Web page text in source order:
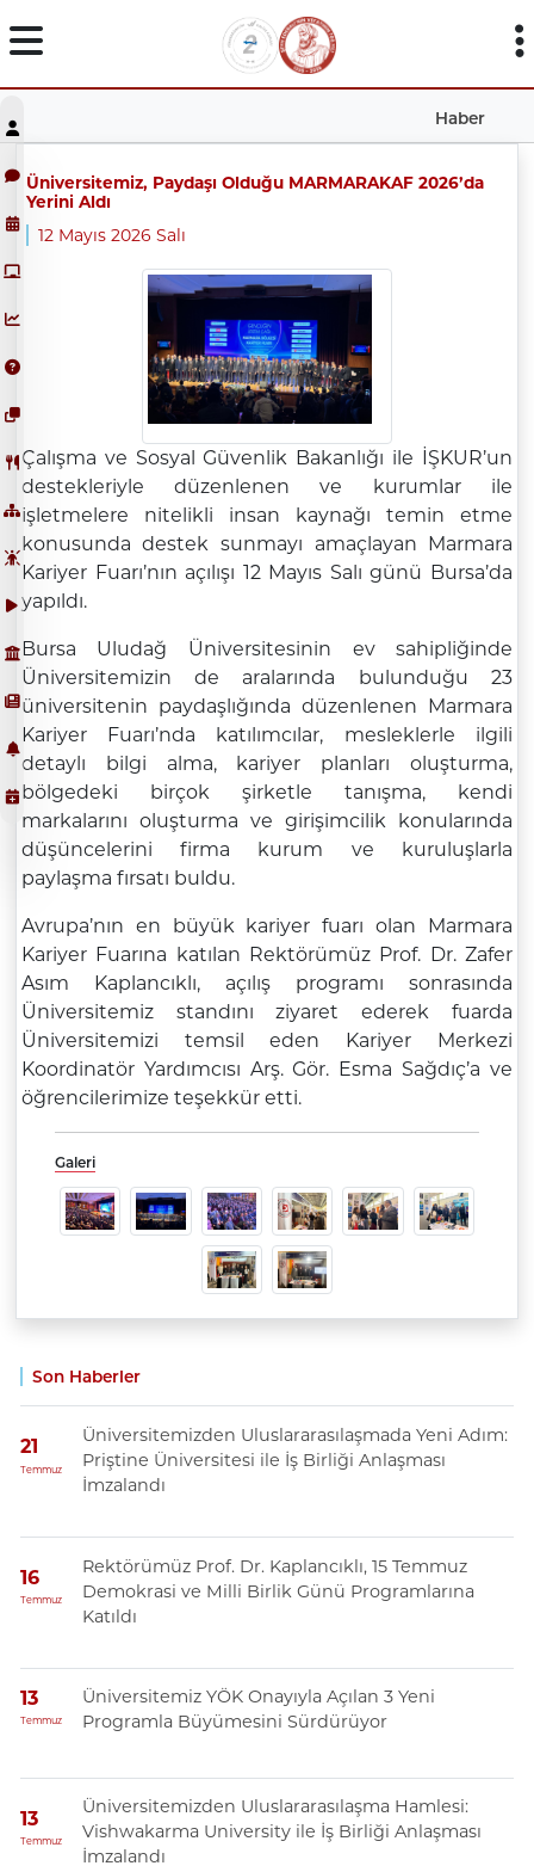
Haber
Son Haberler
21
Temmuz
Üniversitemizden Uluslararasılaşmada Yeni Adım:
Priştine Üniversitesi ile İş Birliği Anlaşması
İmzalandı
16
Temmuz
Rektörümüz Prof. Dr. Kaplancıklı, 15 Temmuz
Demokrasi ve Milli Birlik Günü Programlarına
Katıldı
13
Temmuz
Üniversitemiz YÖK Onayıyla Açılan 3 Yeni
Programla Büyümesini Sürdürüyor
13
Temmuz
Üniversitemizden Uluslararasılaşma Hamlesi:
Vishwakarma University ile İş Birliği Anlaşması
İmzalandı
Üniversitemiz, Paydaşı Olduğu MARMARAKAF 2026’da
Yerini Aldı
12 Mayıs 2026 Salı
Çalışma ve Sosyal Güvenlik Bakanlığı ile İŞKUR’un
destekleriyle düzenlenen ve kurumlar ile
işletmelere nitelikli insan kaynağı temin etme
konusunda destek sunmayı amaçlayan Marmara
Kariyer Fuarı’nın açılışı 12 Mayıs Salı günü Bursa’da
yapıldı.
Bursa Uludağ Üniversitesinin ev sahipliğinde
Üniversitemizin de aralarında bulunduğu 23
üniversitenin paydaşlığında düzenlenen Marmara
Kariyer Fuarı’nda katılımcılar, mesleklerle ilgili
detaylı bilgi alma, kariyer planları oluşturma,
bölgedeki birçok şirketle tanışma, kendi
markalarını oluşturma ve girişimcilik konularında
düşüncelerini firma kurum ve kuruluşlarla
paylaşma fırsatı buldu.
Avrupa’nın en büyük kariyer fuarı olan Marmara
Kariyer Fuarına katılan Rektörümüz Prof. Dr. Zafer
Asım Kaplancıklı, açılış programı sonrasında
Üniversitemiz standını ziyaret ederek fuarda
Üniversitemizi temsil eden Kariyer Merkezi
Koordinatör Yardımcısı Arş. Gör. Esma Sağdıç’a ve
öğrencilerimize teşekkür etti.
Galeri